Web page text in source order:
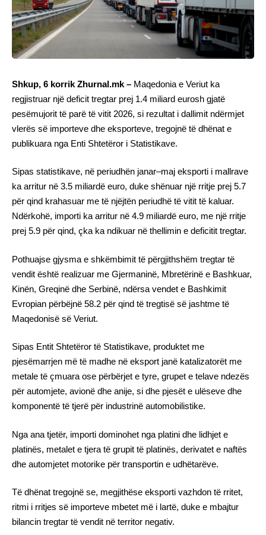
Shkup, 6 korrik Zhurnal.mk – Maqedonia e Veriut ka
regjistruar një deficit tregtar prej 1.4 miliard eurosh gjatë
pesëmujorit të parë të vitit 2026, si rezultat i dallimit ndërmjet
vlerës së importeve dhe eksporteve, tregojnë të dhënat e
publikuara nga Enti Shtetëror i Statistikave.
Sipas statistikave, në periudhën janar–maj eksporti i mallrave
ka arritur në 3.5 miliardë euro, duke shënuar një rritje prej 5.7
për qind krahasuar me të njëjtën periudhë të vitit të kaluar.
Ndërkohë, importi ka arritur në 4.9 miliardë euro, me një rritje
prej 5.9 për qind, çka ka ndikuar në thellimin e deficitit tregtar.
Pothuajse gjysma e shkëmbimit të përgjithshëm tregtar të
vendit është realizuar me Gjermaninë, Mbretërinë e Bashkuar,
Kinën, Greqinë dhe Serbinë, ndërsa vendet e Bashkimit
Evropian përbëjnë 58.2 për qind të tregtisë së jashtme të
Maqedonisë së Veriut.
Sipas Entit Shtetëror të Statistikave, produktet me
pjesëmarrjen më të madhe në eksport janë katalizatorët me
metale të çmuara ose përbërjet e tyre, grupet e telave ndezës
për automjete, avionë dhe anije, si dhe pjesët e ulëseve dhe
komponentë të tjerë për industrinë automobilistike.
Nga ana tjetër, importi dominohet nga platini dhe lidhjet e
platinës, metalet e tjera të grupit të platinës, derivatet e naftës
dhe automjetet motorike për transportin e udhëtarëve.
Të dhënat tregojnë se, megjithëse eksporti vazhdon të rritet,
ritmi i rritjes së importeve mbetet më i lartë, duke e mbajtur
bilancin tregtar të vendit në territor negativ.